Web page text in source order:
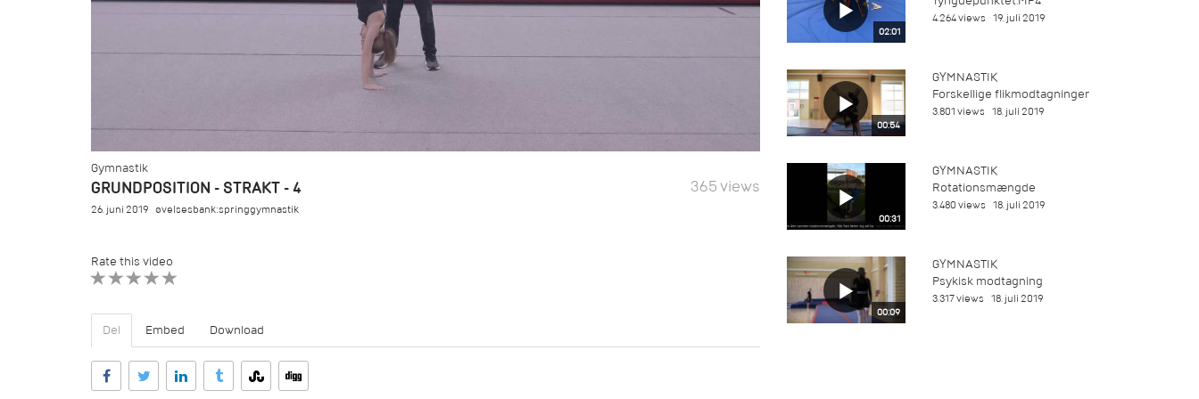
Gymnastik
GRUNDPOSITION - STRAKT - 4 365 views
26. juni 2019 øvelsesbank:springgymnastik
Rate this video
Del Embed Download
02:01
4.264 views 19. juli 2019
00:54
GYMNASTIK
Forskellige flikmodtagninger
3.801 views 18. juli 2019
00:31
GYMNASTIK
Rotationsmængde
3.480 views 18. juli 2019
00:09
GYMNASTIK
Psykisk modtagning
3.317 views 18. juli 2019